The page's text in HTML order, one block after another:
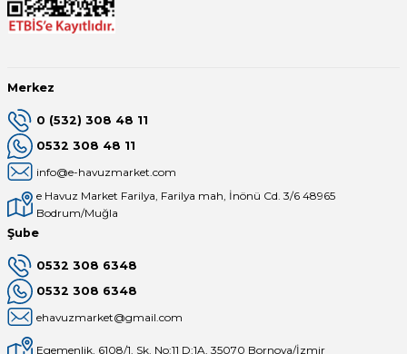
Merkez
0 (532) 308 48 11
0532 308 48 11
info@e-havuzmarket.com
e Havuz Market Farilya, Farilya mah, İnönü Cd. 3/6 48965
Bodrum/Muğla
Şube
0532 308 6348
0532 308 6348
ehavuzmarket@gmail.com
Egemenlik, 6108/1. Sk. No:11 D:1A, 35070 Bornova/İzmir